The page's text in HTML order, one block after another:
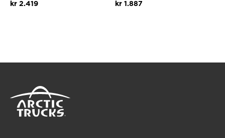
kr2.419 kr 1.887